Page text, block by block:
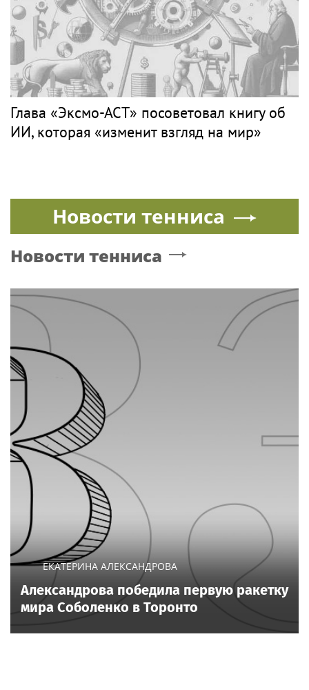
Глава «Эксмо-АСТ» посоветовал книгу об
ИИ, которая «изменит взгляд на мир»
Новости тенниса
Новости тенниса
ЕКАТЕРИНА АЛЕКСАНДРОВА
Александрова победила первую ракетку
мира Соболенко в Торонто